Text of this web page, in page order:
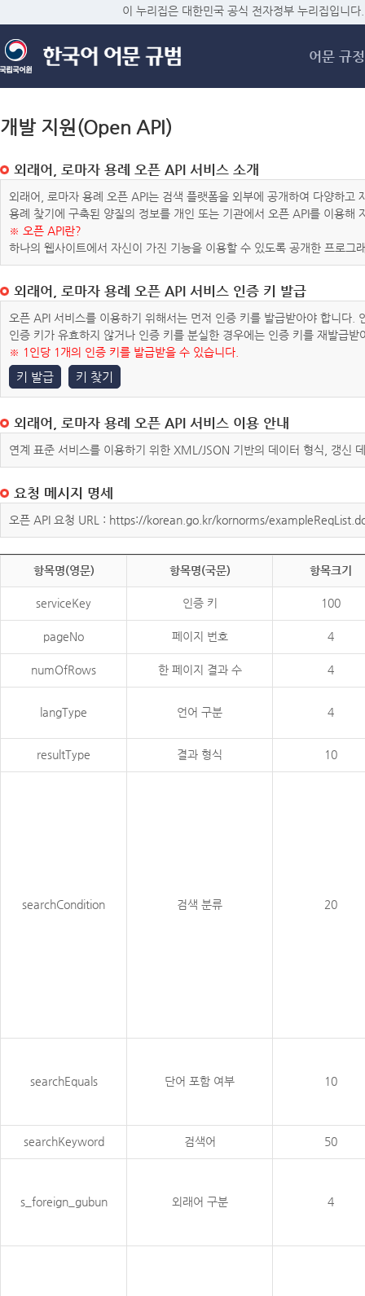
메
이 누리집은 대한민국 공식 전자정부 누리집입니다.
어문 규정
개발 지원(Open API)
외래어, 로마자 용례 오픈 API 서비스 소개
외래어, 로마자 용례 오픈 API는 검색 플랫폼을 외부에 공개하여 다양하
용례 찾기에 구축된 양질의 정보를 개인 또는 기관에서 오픈 API를 이용해
※ 오픈 API란?
하나의 웹사이트에서 자신이 가진 기능을 이용할 수 있도록 공개한 프로그
외래어, 로마자 용례 오픈 API 서비스 인증 키 발급
오픈 API 서비스를 이용하기 위해서는 먼저 인증 키를 발급받아야 합니다
인증 키가 유효하지 않거나 인증 키를 분실한 경우에는 인증 키를 재발급받
※ 1인당 1개의 인증 키를 발급받을 수 있습니다.
키 발급 키 찾기
외래어, 로마자 용례 오픈 API 서비스 이용 안내
연계 표준 서비스를 이용하기 위한 XML/JSON 기반의 데이터 형식, 갱신
요청 메시지 명세
오픈 API 요청 URL : https://korean.go.kr/kornorms/
항목명(영문) 항목명(국문) 항목크기
serviceKey 인증 키 100
pageNo 페이지 번호 4
numOfRows 한 페이지 결과 수 4
langType 언어 구분 4
resultType 결과 형식 10
searchCondition 검색 분류 20
searchEquals 단어 포함 여부 10
searchKeyword 검색어 50
s_foreign_gubun 외래어 구분 4